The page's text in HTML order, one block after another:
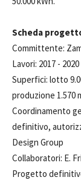
Scheda
Committente:
Lavori: 2017 - 2020
Superfici: lotto
produzione 1.570
Coordinamento
definitivo,
Design Group
Collaboratori: E.
Progetto